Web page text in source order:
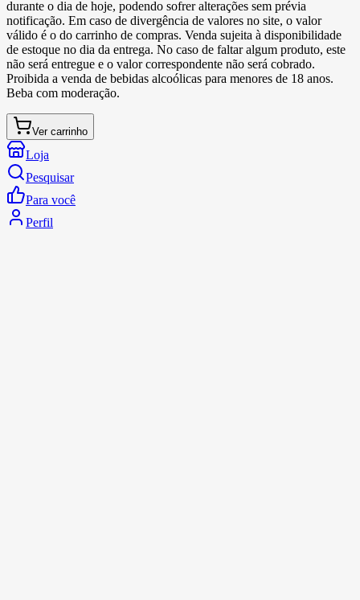
durante o dia de hoje, podendo sofrer alterações sem prévia
notificação. Em caso de divergência de valores no site, o valor
válido é o do carrinho de compras. Venda sujeita à disponibilidade
de estoque no dia da entrega. No caso de faltar algum produto, este
não será entregue e o valor correspondente não será cobrado.
Proibida a venda de bebidas alcoólicas para menores de 18 anos.
Beba com moderação.
Ver carrinho
Loja
Pesquisar
Para você
Perfil